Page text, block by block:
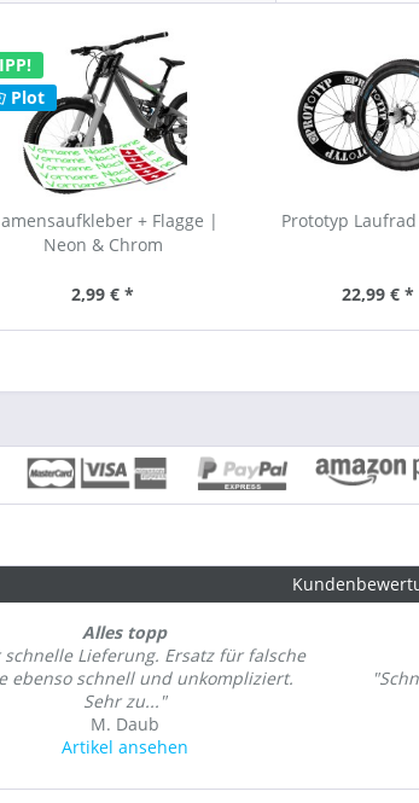
Plot
+ Flagge |
Neon & Chrom
2,99 € *
Prototyp Laufrad
22,99 € *
Alles topp
schnelle Lieferung. Ersatz für falsche
ebenso schnell und unkompliziert.
Sehr zu..."
M. Daub
Artikel ansehen